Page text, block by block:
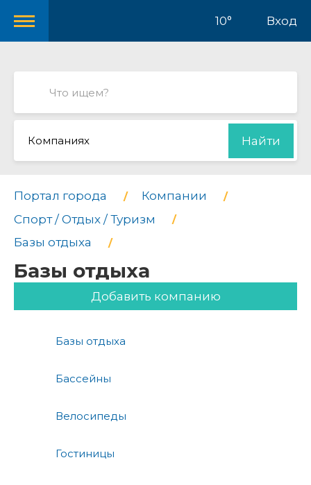
10° Вход
Компаниях Найти
Портал города
Компании
Спорт / Отдых / Туризм
Базы отдыха
Базы отдыха
Добавить компанию
Базы отдыха
Бассейны
Велосипеды
Гостиницы